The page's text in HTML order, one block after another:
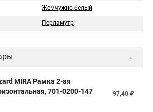
Жемчужно-белый
Перламутр
MIRA Рамка 2-ая
701-0200-147
97,40 ₽